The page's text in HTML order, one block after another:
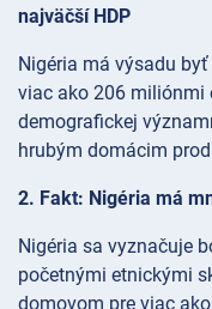
najväčší HDP
Nigéria má výsadu
viac ako 206 miliónmi
demografickej
hrubým domácim
2. Fakt: Nigéria má
Nigéria sa vyznačuje
početnými etnickými
domovom pre viac